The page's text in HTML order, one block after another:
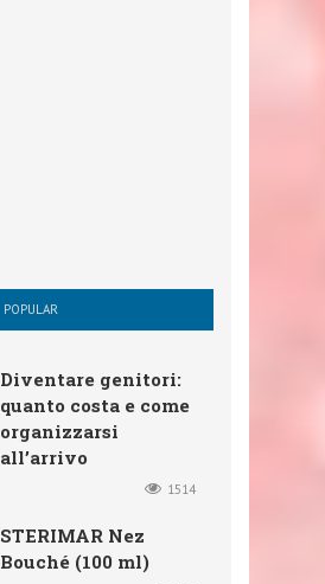
POPULAR
Diventare genitori:
quanto costa e come
organizzarsi
all’arrivo
1514
STERIMAR Nez
Bouché (100 ml)